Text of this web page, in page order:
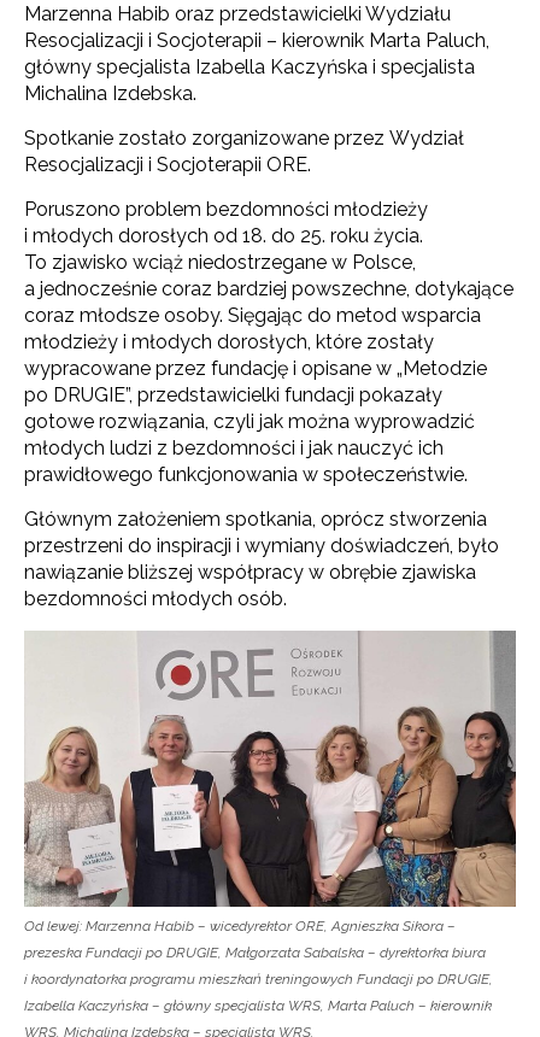
Marzenna Habib oraz przedstawicielki Wydziału
Resocjalizacji i Socjoterapii – kierownik Marta Paluch,
główny specjalista Izabella Kaczyńska i specjalista
Michalina Izdebska.
Spotkanie zostało zorganizowane przez Wydział
Resocjalizacji i Socjoterapii ORE.
Poruszono problem bezdomności młodzieży
i młodych dorosłych od 18. do 25. roku życia.
To zjawisko wciąż niedostrzegane w Polsce,
a jednocześnie coraz bardziej powszechne, dotykające
coraz młodsze osoby. Sięgając do metod wsparcia
młodzieży i młodych dorosłych, które zostały
wypracowane przez fundację i opisane w „Metodzie
po DRUGIE”, przedstawicielki fundacji pokazały
gotowe rozwiązania, czyli jak można wyprowadzić
młodych ludzi z bezdomności i jak nauczyć ich
prawidłowego funkcjonowania w społeczeństwie.
Głównym założeniem spotkania, oprócz stworzenia
przestrzeni do inspiracji i wymiany doświadczeń, było
nawiązanie bliższej współpracy w obrębie zjawiska
bezdomności młodych osób.
Od lewej: Marzenna Habib – wicedyrektor ORE, Agnieszka Sikora –
prezeska Fundacji po DRUGIE, Małgorzata Sabalska – dyrektorka biura
i koordynatorka programu mieszkań treningowych Fundacji po DRUGIE,
Izabella Kaczyńska – główny specjalista WRS, Marta Paluch – kierownik
WRS, Michalina Izdebska – specjalista WRS.